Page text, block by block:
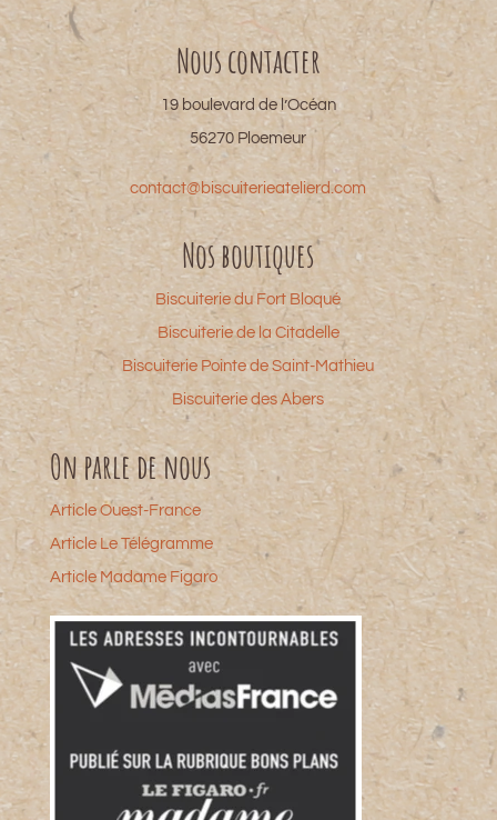
Nous contacter
19 boulevard de l’Océan
56270 Ploemeur
contact@biscuiterieatelierd.com
Nos boutiques
Biscuiterie du Fort Bloqué
Biscuiterie de la Citadelle
Biscuiterie Pointe de Saint-Mathieu
Biscuiterie des Abers
On parle de nous
Article Ouest-France
Article Le Télégramme
Article Madame Figaro